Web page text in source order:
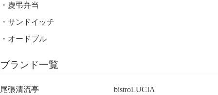
慶弔弁当
サンドイッチ
オードブル
ブランド一覧
尾張清流亭 bistroLUCIA